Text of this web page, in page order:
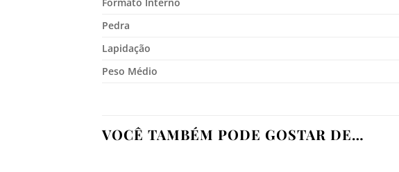
Pedra
Lapidação
Peso Médio
VOCÊ TAMBÉM PODE GOSTAR DE…